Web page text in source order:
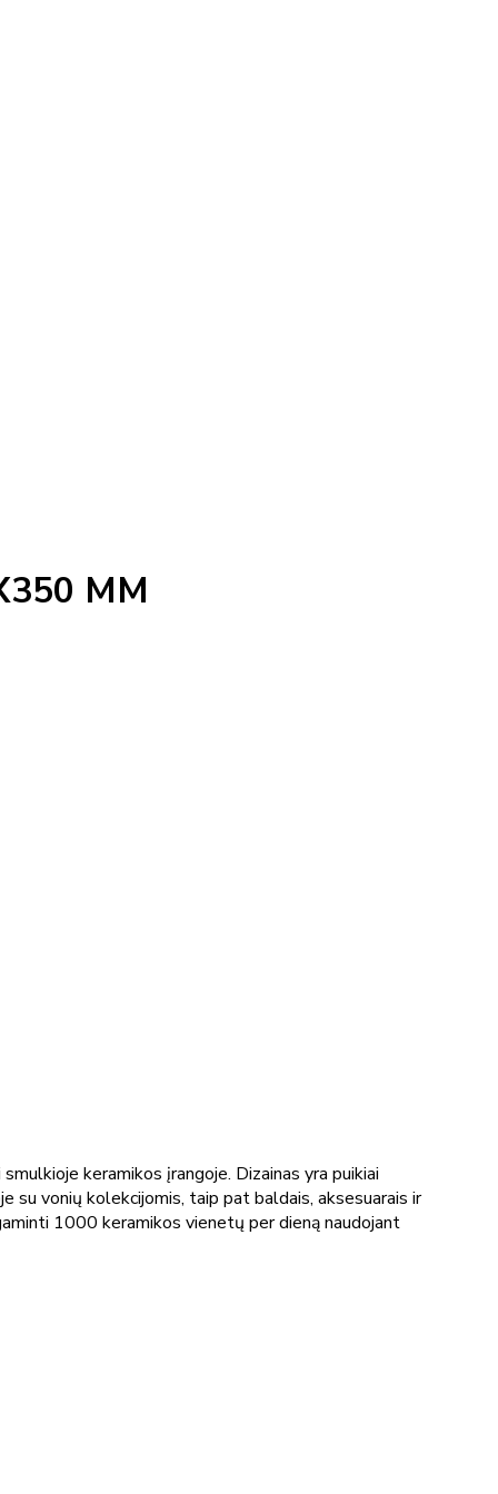
MM
keramikos įrangoje. Dizainas yra puikiai
su vonių kolekcijomis, taip pat baldais, aksesuarais ir
1000 keramikos vienetų per dieną naudojant